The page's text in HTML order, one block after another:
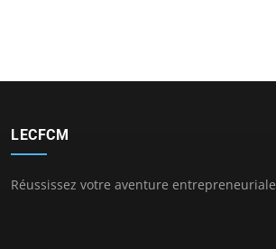
LECFCM
Réussissez votre aventure entrepreneuriale